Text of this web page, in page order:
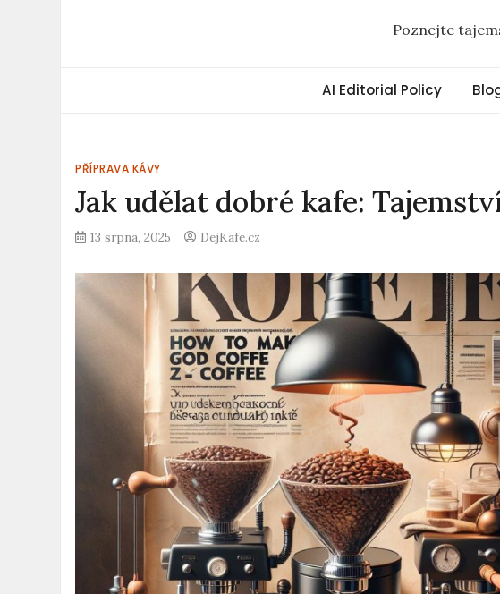
Poznejte
AI Editorial Policy
PŘÍPRAVA KÁVY
Jak udělat dobré kafe:
13 srpna, 2025 DejKafe.cz